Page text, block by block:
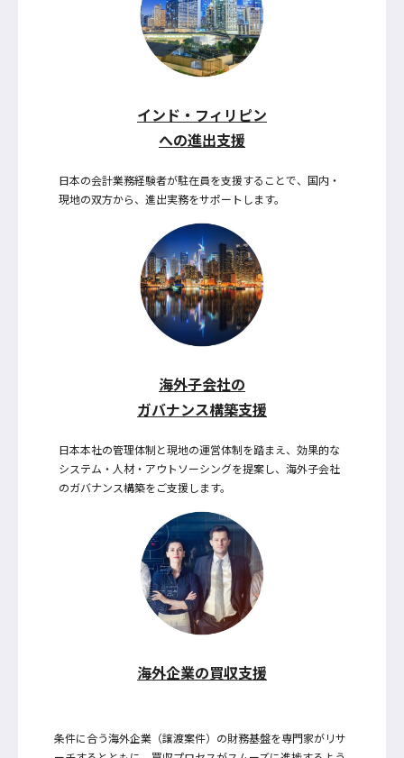
インド・フィリピン
への進出支援
日本の会計業務経験者が駐在員を支援することで、国内・
現地の双方から、進出実務をサポートします。
海外子会社の
ガバナンス構築支援
日本本社の管理体制と現地の運営体制を踏まえ、効果的な
システム・人材・アウトソーシングを提案し、海外子会社
のガバナンス構築をご支援します。
海外企業の買収支援
条件に合う海外企業（譲渡案件）の財務基盤を専門家がリサ